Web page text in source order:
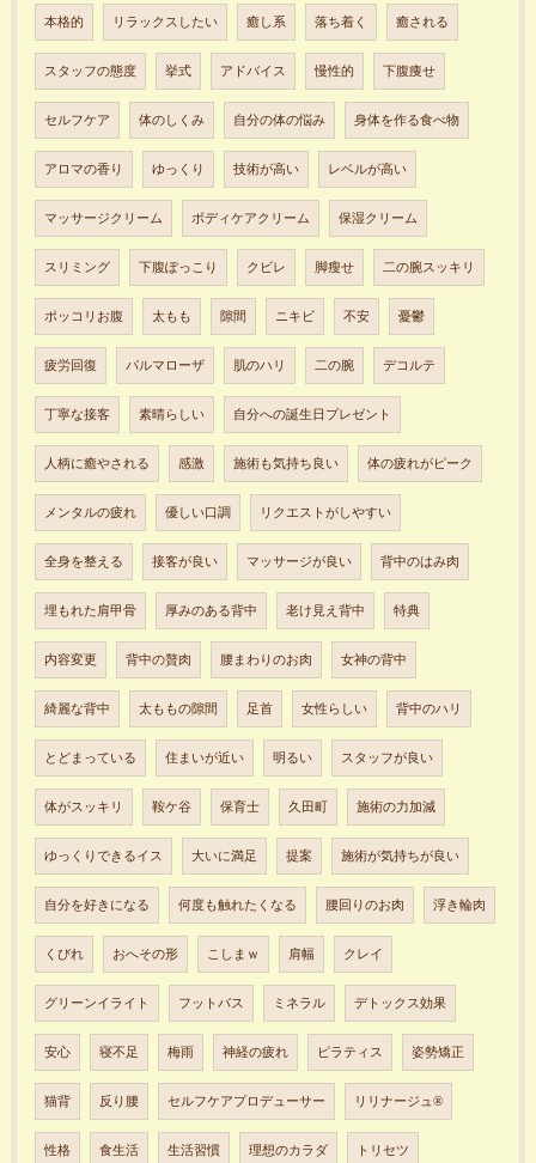
本格的 リラックスしたい 癒し系 落ち着く 癒される
スタッフの態度 挙式 アドバイス 慢性的 下腹痩せ
セルフケア 体のしくみ 自分の体の悩み 身体を作る食べ物
アロマの香り ゆっくり 技術が高い レベルが高い
マッサージクリーム ボディケアクリーム 保湿クリーム
スリミング 下腹ぽっこり クビレ 脚瘦せ 二の腕スッキリ
ポッコリお腹 太もも 隙間 ニキビ 不安 憂鬱
疲労回復 パルマローザ 肌のハリ 二の腕 デコルテ
丁寧な接客 素晴らしい 自分への誕生日プレゼント
人柄に癒やされる 感激 施術も気持ち良い 体の疲れがピーク
メンタルの疲れ 優しい口調 リクエストがしやすい
全身を整える 接客が良い マッサージが良い 背中のはみ肉
埋もれた肩甲骨 厚みのある背中 老け見え背中 特典
内容変更 背中の贅肉 腰まわりのお肉 女神の背中
綺麗な背中 太ももの隙間 足首 女性らしい 背中のハリ
とどまっている 住まいが近い 明るい スタッフが良い
体がスッキリ 鞍ケ谷 保育士 久田町 施術の力加減
ゆっくりできるイス 大いに満足 提案 施術が気持ちが良い
自分を好きになる 何度も触れたくなる 腰回りのお肉 浮き輪肉
くびれ おへその形 こしまｗ 肩幅 クレイ
グリーンイライト フットバス ミネラル デトックス効果
安心 寝不足 梅雨 神経の疲れ ピラティス 姿勢矯正
猫背 反り腰 セルフケアプロデューサー リリナージュ®︎
性格 食生活 生活習慣 理想のカラダ トリセツ